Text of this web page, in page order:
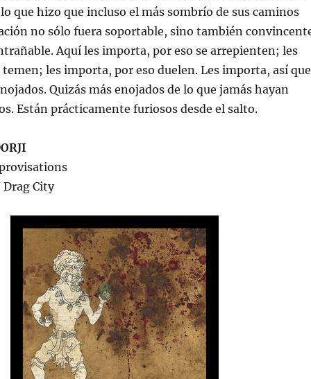
que hizo que incluso el más sombrío de sus caminos
no sólo fuera soportable, sino también
Aquí les importa, por eso se arrepienten; les
les importa, por eso duelen. Les importa, así que
Quizás más enojados de lo que jamás hayan
Están prácticamente furiosos desde el salto.
Drag City